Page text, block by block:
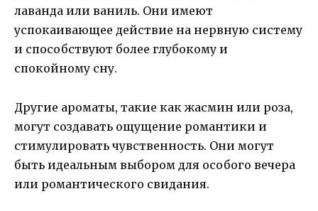
лаванда или ваниль. Они имеют
успокаивающее действие на нервную систему
и способствуют более глубокому и
спокойному сну.
Другие ароматы, такие как жасмин или роза,
могут создавать ощущение романтики и
стимулировать чувственность. Они могут
быть идеальным выбором для особого вечера
или романтического свидания.